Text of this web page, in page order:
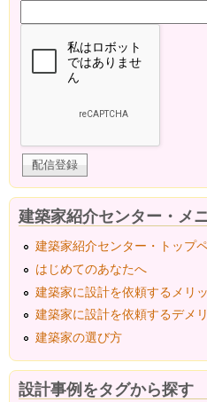
建築家紹介センター・メ
建築家紹介センター・トップ
はじめてのあなたへ
建築家に設計を依頼するメリ
建築家に設計を依頼するデメ
建築家の選び方
設計事例をタグから探す